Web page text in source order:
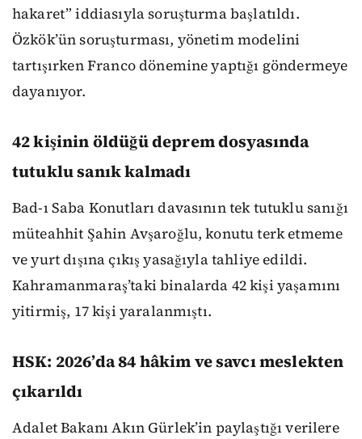
hakaret” iddiasıyla soruşturma başlatıldı.
Özkök’ün soruşturması, yönetim modelini
tartışırken Franco dönemine yaptığı göndermeye
dayanıyor.
42 kişinin öldüğü deprem dosyasında
tutuklu sanık kalmadı
Bad-ı Saba Konutları davasının tek tutuklu sanığı
müteahhit Şahin Avşaroğlu, konutu terk etmeme
ve yurt dışına çıkış yasağıyla tahliye edildi.
Kahramanmaraş’taki binalarda 42 kişi yaşamını
yitirmiş, 17 kişi yaralanmıştı.
HSK: 2026’da 84 hâkim ve savcı meslekten
çıkarıldı
Adalet Bakanı Akın Gürlek’in paylaştığı verilere